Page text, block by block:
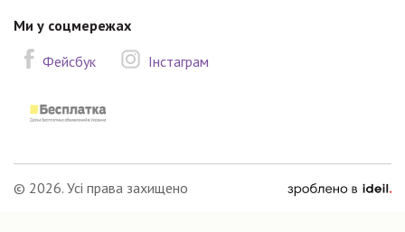
Ми у соцмережах
Фейсбук
Інстаграм
© 2026. Усі права захищено
зроблено